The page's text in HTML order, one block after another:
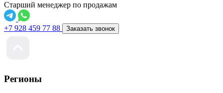
Старший менеджер по продажам
+7 928 459 77 88 Заказать звонок
Регионы